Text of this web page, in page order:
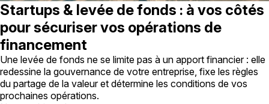
Startups & levée de fonds : à vos côtés
pour sécuriser vos opérations de
financement
Une levée de fonds ne se limite pas à un apport financier : elle
redessine la gouvernance de votre entreprise, fixe les règles
du partage de la valeur et détermine les conditions de vos
prochaines opérations.